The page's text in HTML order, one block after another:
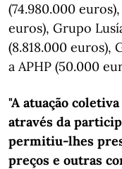
(74.980.000
euros), Grupo
(8.818.000 euros),
a APHP (50.000
"A atuação
através da
permitiu-lhes
preços e outras